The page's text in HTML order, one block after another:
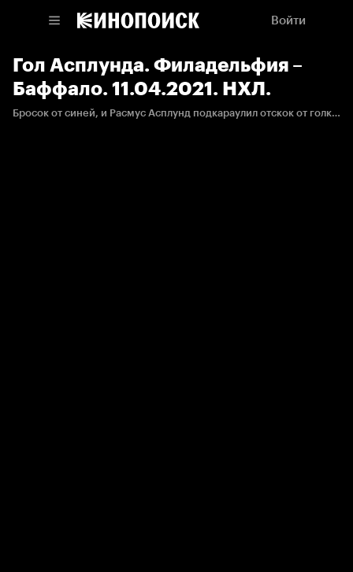
Войти
Гол Асплунда. Филадельфия –
Баффало. 11.04.2021. НХЛ.
Бросок от синей, и Расмус Асплунд подкараулил отскок от голкипера и с лопаты отравил шайбу в ворота.